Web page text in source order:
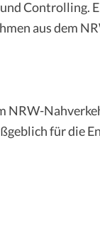
Controlling.
aus dem
NRW-
für die